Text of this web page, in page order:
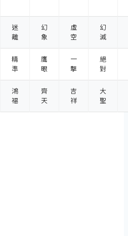
迷
離
幻
象
虛
空
幻
滅
精
準
鷹
眼
一
擊
絕
對
鴻
福
齊
天
吉
祥
大
聖